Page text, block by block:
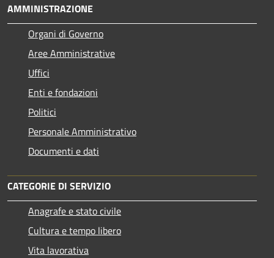
AMMINISTRAZIONE
Organi di Governo
Aree Amministrative
Uffici
Enti e fondazioni
Politici
Personale Amministrativo
Documenti e dati
CATEGORIE DI SERVIZIO
Anagrafe e stato civile
Cultura e tempo libero
Vita lavorativa